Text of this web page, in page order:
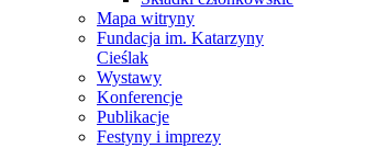
Mapa witryny
Fundacja im. Katarzyny
Cieślak
Wystawy
Konferencje
Publikacje
Festyny i imprezy